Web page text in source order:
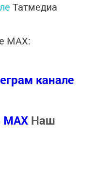
Татмедиа
MАХ:
канале
MАХ Наш